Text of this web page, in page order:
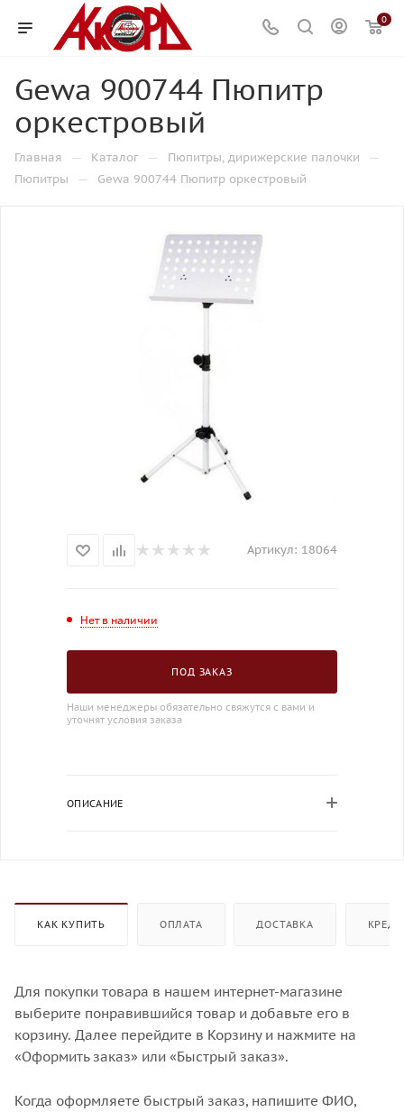
0
Gewa 900744 Пюпитр
оркестровый
Главная — Каталог — Пюпитры, дирижерские палочки —
Пюпитры — Gewa 900744 Пюпитр оркестровый
Артикул: 18064
Нет в наличии
ПОД ЗАКАЗ
Наши менеджеры обязательно свяжутся с вами и
уточнят условия заказа
ОПИСАНИЕ
КАК КУПИТЬ ОПЛАТА ДОСТАВКА
Для покупки товара в нашем интернет-магазине
выберите понравившийся товар и добавьте его в
корзину. Далее перейдите в Корзину и нажмите на
«Оформить заказ» или «Быстрый заказ».
Когда оформляете быстрый заказ, напишите ФИО,